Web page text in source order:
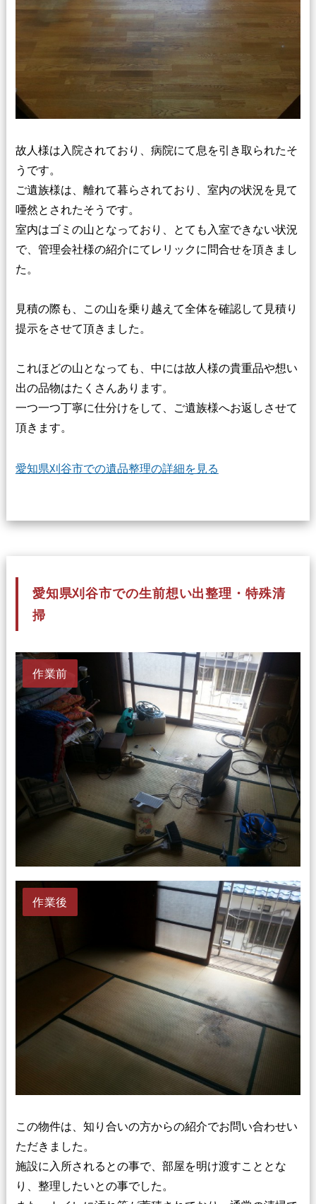
故人様は入院されており、病院にて息を引き取られたそ
うです。
ご遺族様は、離れて暮らされており、室内の状況を見て
唖然とされたそうです。
室内はゴミの山となっており、とても入室できない状況
で、管理会社様の紹介にてレリックに問合せを頂きまし
た。
見積の際も、この山を乗り越えて全体を確認して見積り
提示をさせて頂きました。
これほどの山となっても、中には故人様の貴重品や想い
出の品物はたくさんあります。
一つ一つ丁寧に仕分けをして、ご遺族様へお返しさせて
頂きます。
愛知県刈谷市での遺品整理の詳細を見る
愛知県刈谷市での生前想い出整理・特殊清
掃
作業前
作業後
この物件は、知り合いの方からの紹介でお問い合わせい
ただきました。
施設に入所されるとの事で、部屋を明け渡すこととな
り、整理したいとの事でした。